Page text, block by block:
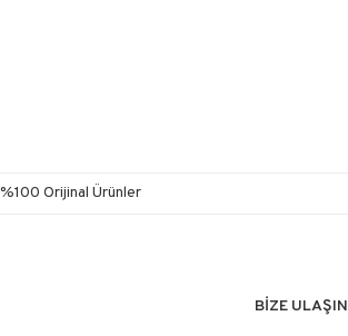
%100 Orijinal Ürünler
BİZE ULAŞIN